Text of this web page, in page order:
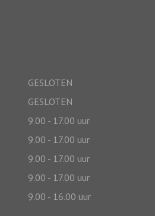
GESLOTEN
GESLOTEN
9.00 - 17.00 uur
9.00 - 17.00 uur
9.00 - 17.00 uur
9.00 - 17.00 uur
9.00 - 16.00 uur